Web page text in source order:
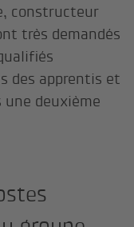
constructeur
très demandés
des apprentis et
une deuxième